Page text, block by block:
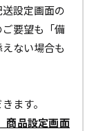
設定画面の
ご要望も「備
ない場合も
ます。
商品設定画面